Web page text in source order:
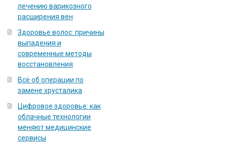
лечению варикозного
расширения вен
Здоровье волос: причины
выпадения и
современные методы
восстановления
Всё об операции по
замене хрусталика
Цифровое здоровье: как
облачные технологии
меняют медицинские
сервисы